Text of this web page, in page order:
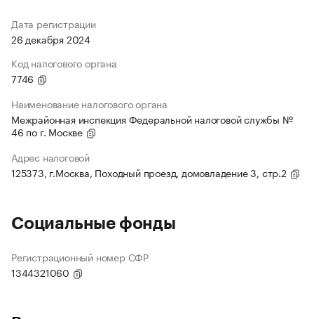
Дата регистрации
26 декабря 2024
Код налогового органа
7746
Наименование налогового органа
Межрайонная инспекция Федеральной налоговой службы №
46 по г. Москве
Адрес налоговой
125373, г.Москва, Походный проезд, домовладение 3, стр.2
Социальные фонды
Регистрационный номер СФР
1344321060